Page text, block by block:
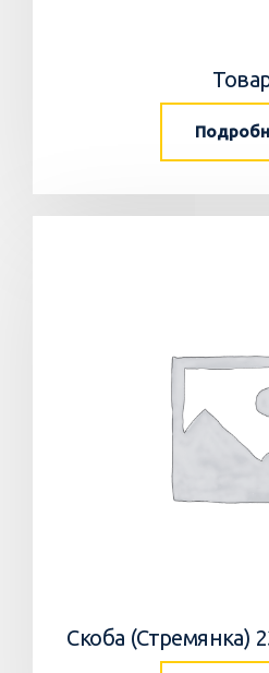
Скоба (Стремянка)